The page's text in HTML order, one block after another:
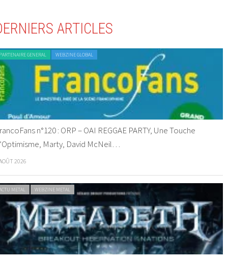
ARTICLES
GENERAL WEBZINE GLOBAL
n°120 : ORP – OAI REGGAE PARTY, Une Touche
Marty, David McNeil…
2026
METAL WEBZINE METAL